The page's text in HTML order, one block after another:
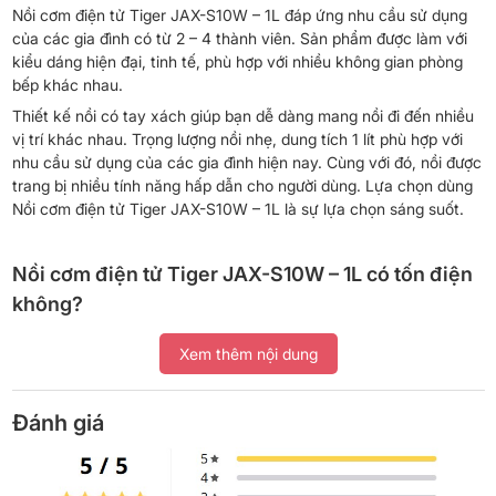
Nồi cơm điện tử Tiger JAX-S10W – 1L đáp ứng nhu cầu sử dụng
của các gia đình có từ 2 – 4 thành viên. Sản phẩm được làm với
kiểu dáng hiện đại, tinh tế, phù hợp với nhiều không gian phòng
bếp khác nhau.
Thiết kế nồi có tay xách giúp bạn dễ dàng mang nồi đi đến nhiều
vị trí khác nhau. Trọng lượng nồi nhẹ, dung tích 1 lít phù hợp với
nhu cầu sử dụng của các gia đình hiện nay. Cùng với đó, nồi được
trang bị nhiều tính năng hấp dẫn cho người dùng. Lựa chọn dùng
Nồi cơm điện tử Tiger JAX-S10W – 1L là sự lựa chọn sáng suốt.
Nồi cơm điện tử Tiger JAX-S10W – 1L có tốn điện
không?
Có một điều ai cũng biết khi sử dụng Nồi cơm điện tử Tiger JAX-
S10W – 1L chính là khả năng tiết kiệm điện tối ưu. Điều này được
thể hiện qua thời gian làm chín cơm nhanh chóng cùng công nghệ
được sử dụng để làm chín hạt gạo.
Với công suất hoạt động 640W, thời gian sử dụng khoảng 1h mỗi
ngày. Tính trung bình mỗi tháng bạn chỉ mất khoảng 50.000 đồng
tiền điện sử dụng cho việc nấu cơm. Thực tế, số tiền này còn ít
Xem thêm nội dung
Đánh giá